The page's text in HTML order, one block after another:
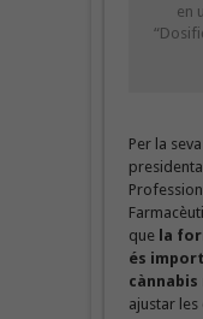
en
Per la
presidenta
que la
és
cànnabis
ajustar